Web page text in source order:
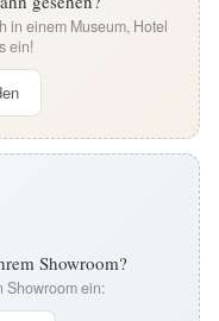
in einem Museum, Hotel
ein!
Showroom?
Showroom ein: